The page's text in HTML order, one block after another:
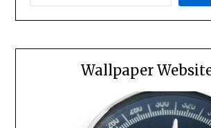
Wallpaper